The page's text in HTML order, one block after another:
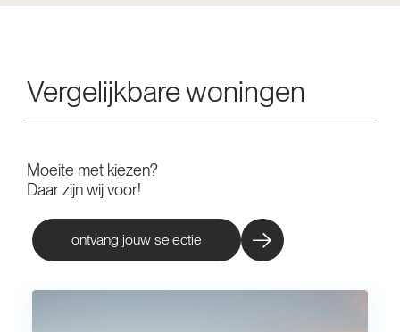
Vergelijkbare woningen
Moeite met kiezen?
Daar zijn wij voor!
ontvang jouw selectie